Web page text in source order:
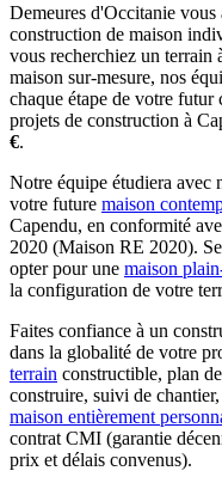
Demeures d'Occitanie
construction de maison
vous recherchiez un terrain
maison sur-mesure, nos
chaque étape de votre futur
projets de construction à
€.
Notre équipe étudiera avec
votre future maison
Capendu, en conformité
2020 (Maison RE 2020).
opter pour une maison
la configuration de votre
Faites confiance à un
dans la globalité de votre
terrain constructible, plan
construire, suivi de
maison entièrement
contrat CMI (garantie
prix et délais convenus).